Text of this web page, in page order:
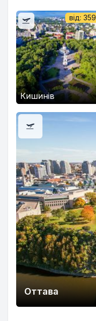
Кишинів
від: 359
Оттава